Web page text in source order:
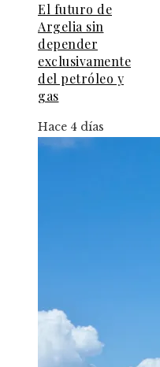
El futuro de
Argelia sin
depender
exclusivamente
del petróleo y
gas
Hace 4 días